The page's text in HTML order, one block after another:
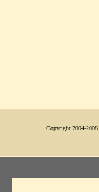
Copyright 2004-2008